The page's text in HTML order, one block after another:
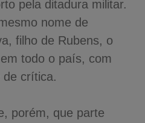
pela ditadura militar.
nome de
filho de Rubens, o
todo o país, com
de crítica.
porém, que parte